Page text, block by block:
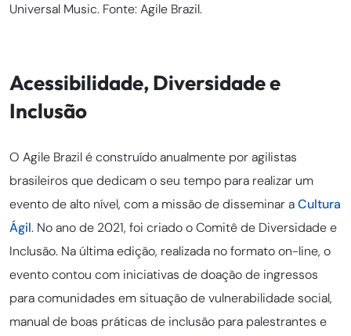
Universal Music. Fonte: Agile Brazil.
Acessibilidade, Diversidade e
Inclusão
O Agile Brazil é construído anualmente por agilistas
brasileiros que dedicam o seu tempo para realizar um
evento de alto nível, com a missão de disseminar aCultura
Ágil. No ano de 2021, foi criado o Comitê de Diversidade e
Inclusão. Na última edição, realizada no formato on-line, o
evento contou com iniciativas de doação de ingressos
para comunidades em situação de vulnerabilidade social,
manual de boas práticas de inclusão para palestrantes e